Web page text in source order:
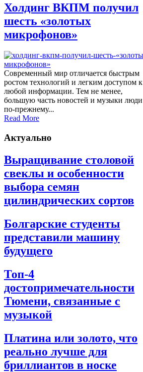
Холдинг ВКПМ получил
шесть «золотых
микрофонов»
Современный мир отличается быстрым
ростом технологий и легким доступом к
любой информации. Тем не менее,
большую часть новостей и музыки люди
по-прежнему...
Read More
Актуально
Выращивание столовой
свеклы и особенности
выбора семян
цилиндрических сортов
Болгарские студенты
представили машину
будущего
Топ-4
достопримечательности
Тюмени, связанные с
музыкой
Платина или золото, что
реально лучше для
бриллиантов в носке